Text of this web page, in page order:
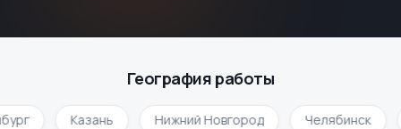
География работы
Казань Нижний Новгород Челябинск